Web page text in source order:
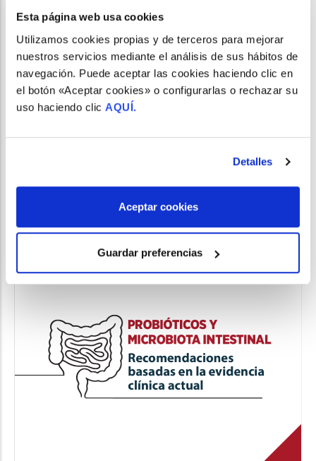
Esta página web usa cookies
Utilizamos cookies propias y de terceros para mejorar
nuestros servicios mediante el análisis de sus hábitos de
navegación. Puede aceptar las cookies haciendo clic en
el botón «Aceptar cookies» o configurarlas o rechazar su
uso haciendo clic AQUÍ.
Detalles
Aceptar cookies
Guardar preferencias
Visualiza la EPOC
TIENDA ONLINE